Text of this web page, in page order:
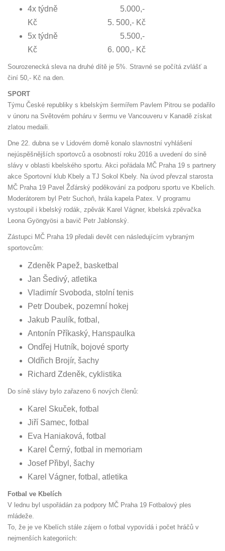
4x týdně 5.000,-
Kč 5. 500,- Kč
5x týdně 5.500,-
Kč 6. 000,- Kč
Sourozenecká sleva na druhé dítě je 5%. Stravné se počítá zvlášť a
činí 50,- Kč na den.
SPORT
Týmu České republiky s kbelským šermířem Pavlem Pitrou se podařilo
v únoru na Světovém poháru v šermu ve Vancouveru v Kanadě získat
zlatou medaili.
Dne 22. dubna se v Lidovém domě konalo slavnostní vyhlášení
nejúspěšnějších sportovců a osobností roku 2016 a uvedení do síně
slávy v oblasti kbelského sportu. Akci pořádala MČ Praha 19 s partnery
akce Sportovní klub Kbely a TJ Sokol Kbely. Na úvod převzal starosta
MČ Praha 19 Pavel Žďárský poděkování za podporu sportu ve Kbelích.
Moderátorem byl Petr Suchoň, hrála kapela Patex. V programu
vystoupil i kbelský rodák, zpěvák Karel Vágner, kbelská zpěvačka
Leona Gyöngyösi a bavič Petr Jablonský.
Zástupci MČ Praha 19 předali devět cen následujícím vybraným
sportovcům:
Zdeněk Papež, basketbal
Jan Šedivý, atletika
Vladimír Svoboda, stolní tenis
Petr Doubek, pozemní hokej
Jakub Paulík, fotbal,
Antonín Příkaský, Hanspaulka
Ondřej Hutník, bojové sporty
Oldřich Brojír, šachy
Richard Zdeněk, cyklistika
Do síně slávy bylo zařazeno 6 nových členů:
Karel Skuček, fotbal
Jiří Samec, fotbal
Eva Haniaková, fotbal
Karel Černý, fotbal in memoriam
Josef Přibyl, šachy
Karel Vágner, fotbal, atletika
Fotbal ve Kbelích
V lednu byl uspořádán za podpory MČ Praha 19 Fotbalový ples
mládeže.
To, že je ve Kbelích stále zájem o fotbal vypovídá i počet hráčů v
nejmenších kategoriích: